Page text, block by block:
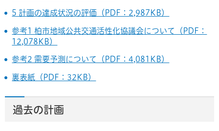
5 計画の達成状況の評価（PDF：2,987KB）
参考1 柏市地域公共交通活性化協議会について（PDF：
12,078KB）
参考2 需要予測について（PDF：4,081KB）
裏表紙（PDF：32KB）
過去の計画